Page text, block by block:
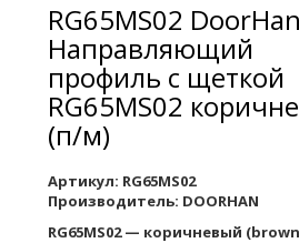
RG65MS02 DoorHan
Направляющий
профиль с щеткой
RG65MS02
(п/м)
Артикул: RG65MS02
Производитель: DOORHAN
RG65МS02 — коричневый